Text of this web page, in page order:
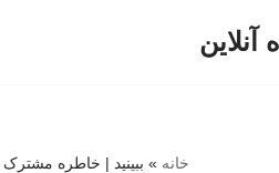
خانه » ببینید | خاطره